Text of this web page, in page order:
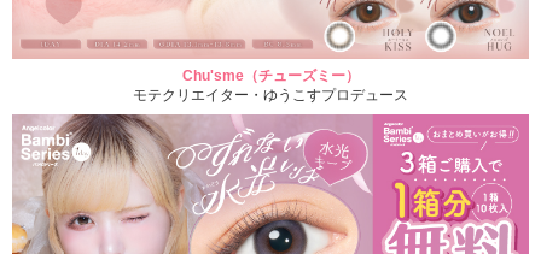
Chu'sme（チューズミー）
モテクリエイター・ゆうこすプロデュース